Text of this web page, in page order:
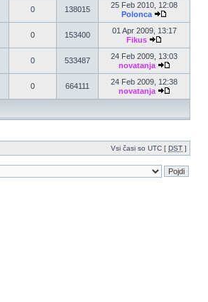
0 138015
25 Feb 2010, 12:08
Polonca
0 153400
01 Apr 2009, 13:17
Fikus
0 533487
24 Feb 2009, 13:03
novatanja
0 664111
24 Feb 2009, 12:38
novatanja
Vsi časi so UTC [ DST ]